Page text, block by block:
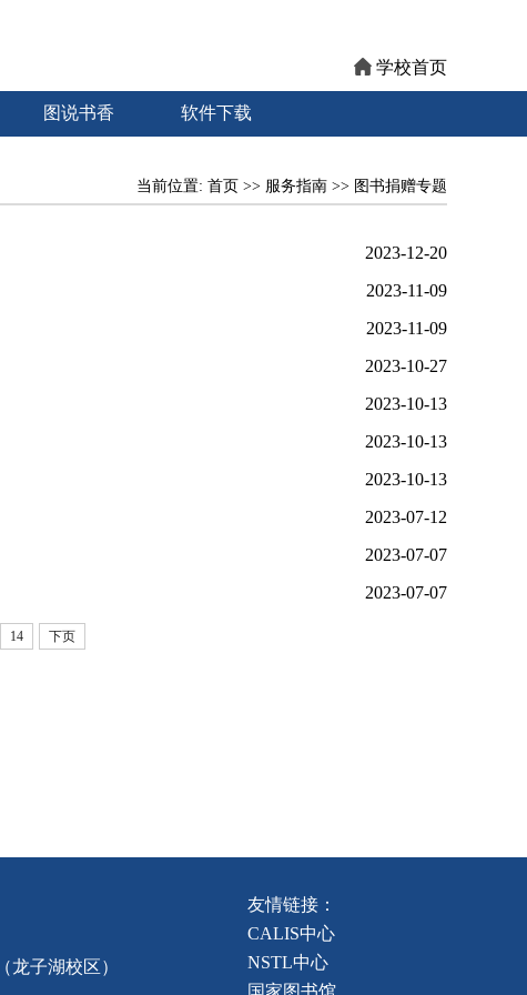
学校首页
图说书香 软件下载
当前位置: 首页 >> 服务指南 >> 图书捐赠专题
2023-12-20
2023-11-09
2023-11-09
2023-10-27
2023-10-13
2023-10-13
2023-10-13
2023-07-12
2023-07-07
2023-07-07
14 下页
龙子湖校区）
友情链接：
CALIS中心
NSTL中心
国家图书馆